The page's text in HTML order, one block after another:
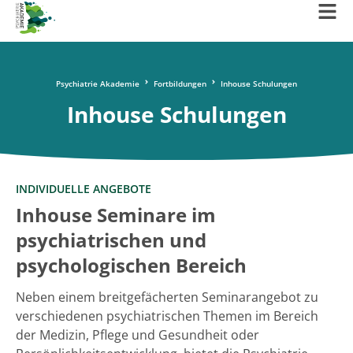
Psychiatrie Akademie Fortbildungen Inhouse Schulungen
Inhouse Schulungen
INDIVIDUELLE ANGEBOTE
Inhouse Seminare im
psychiatrischen und
psychologischen Bereich
Neben einem breitgefächerten Seminarangebot zu
verschiedenen psychiatrischen Themen im Bereich
der Medizin, Pflege und Gesundheit oder